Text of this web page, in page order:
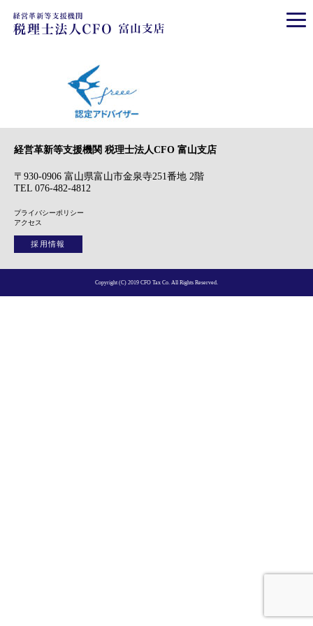
経営革新等支援機関 税理士法人CFO 富山支店
〒930-0906 富山県富山市金泉寺251番地 2階
TEL 076-482-4812
プライバシーポリシー
アクセス
採用情報
Copyright (C) 2019 CFO Tax Co. All Rights Reserved.